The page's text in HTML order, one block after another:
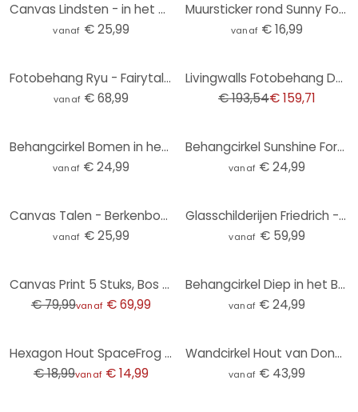
Canvas Lindsten - in het bos
vanaf € 25,99
Muursticker rond Sunny Forest
vanaf € 16,99
Fotobehang Ryu - Fairytale Forest
vanaf € 68,99
Livingwalls Fotobehang Designwalls Forest Walk
€ 193,54€ 159,71
Behangcirkel Bomen in het Bos - vliesbehang/zelfklevend vliesbehang
vanaf € 24,99
Behangcirkel Sunshine Forest - vliesbehang/zelfklevend vliesbehang
vanaf € 24,99
Canvas Talen - Berkenbos (zwart-wit)
vanaf € 25,99
Glasschilderijen Friedrich - De Morgen
vanaf € 59,99
Canvas Print 5 Stuks, Bos Weg Bomen Natuur
€ 79,99vanaf € 69,99
Behangcirkel Diep in het Bos - vliesbehang/zelfklevend vliesbehang
vanaf € 24,99
Hexagon Hout SpaceFrog Designs - Nevel in het Bos
€ 18,99vanaf € 14,99
Wandcirkel Hout van Dongen - Frosted Forest
vanaf € 43,99